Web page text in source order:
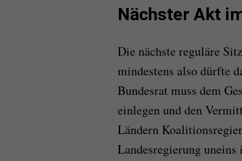
Nächster Akt
Die nächste reguläre
mindestens also dürfte
Bundesrat muss dem
einlegen und den
Ländern
Landesregierung